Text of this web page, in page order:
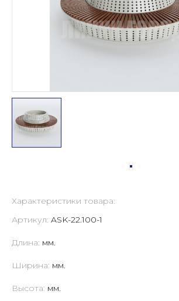
Характеристики товара:
Артикул: ASK-22.100-1
Длина: мм.
Ширина: мм.
Высота: мм.